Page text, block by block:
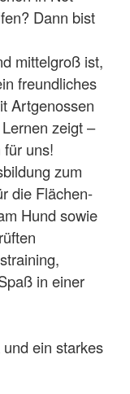
Dann bist
mittelgroß ist,
freundliches
Artgenossen
zeigt –
uns!
zum
die Flächen-
Hund sowie
in einer
ein starkes